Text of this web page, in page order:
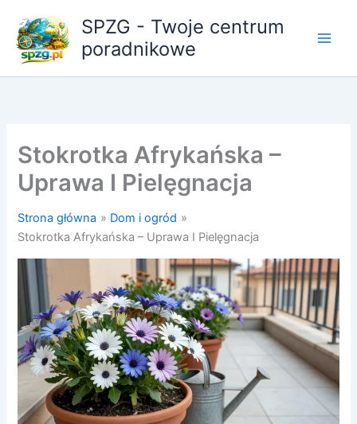
treści
SPZG - Twoje centrum
poradnikowe
Stokrotka Afrykańska –
Uprawa I Pielęgnacja
Strona główna
Dom i ogród
Stokrotka Afrykańska – Uprawa I Pielęgnacja